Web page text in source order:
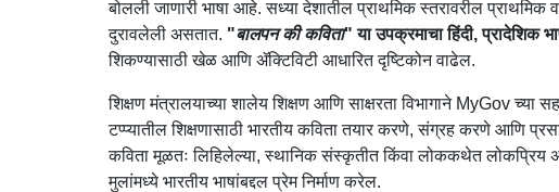
बोलली जाणारी भाषा आहे. सध्या देशातील प्राथमिक स्तरावरील
दुरावलेली असतात. "बालपन की कविता" या उपक्रमाचा हिंदी, प्रादेशिक
शिकण्यासाठी खेळ आणि ॲक्टिविटी आधारित दृष्टिकोन वाढेल.
शिक्षण मंत्रालयाच्या शालेय शिक्षण आणि साक्षरता विभागाने MyGov च्या
टप्प्यातील शिक्षणासाठी भारतीय कविता तयार करणे, संग्रह करणे आणि
कविता मूळतः लिहिलेल्या, स्थानिक संस्कृतीत किंवा लोककथेत लोकप्रिय
मुलांमध्ये भारतीय भाषांबद्दल प्रेम निर्माण करेल.